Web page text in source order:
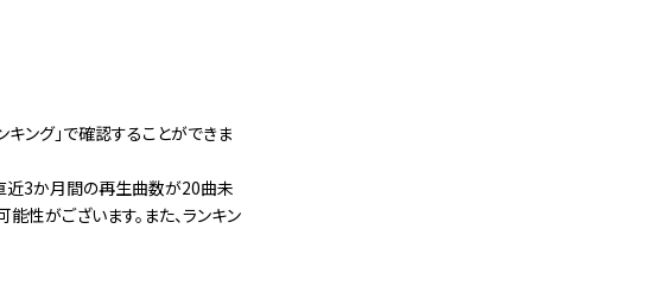
ング」で確認することができま
近3か月間の再生曲数が20曲未
性がございます。また、ランキン